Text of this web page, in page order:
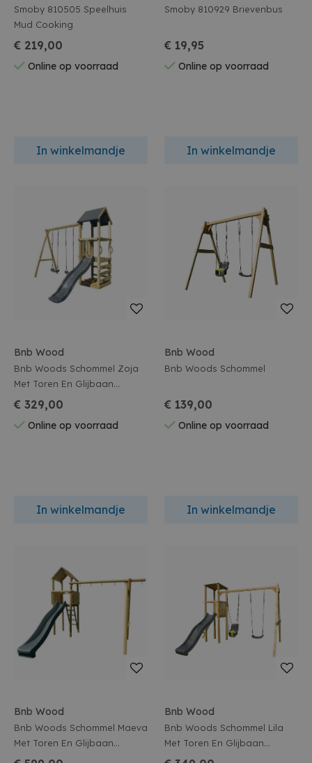
Smoby 810505 Speelhuis
Mud Cooking
€ 219,00
Online op voorraad
In winkelmandje
Smoby 810929 Brievenbus
€ 19,95
Online op voorraad
In winkelmandje
Bnb Wood
Bnb Woods Schommel Zoja
Met Toren En Glijbaan
Antraciet
€ 329,00
Online op voorraad
In winkelmandje
Bnb Wood
Bnb Woods Schommel
€ 139,00
Online op voorraad
In winkelmandje
Bnb Wood
Bnb Woods Schommel Maeva
Met Toren En Glijbaan
Antraciet
Bnb Wood
Bnb Woods Schommel Lila
Met Toren En Glijbaan
Antraciet